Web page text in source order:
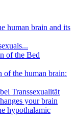
human brain and its
of the Bed
of the human brain:
Transsexualität
your brain
hypothalamic